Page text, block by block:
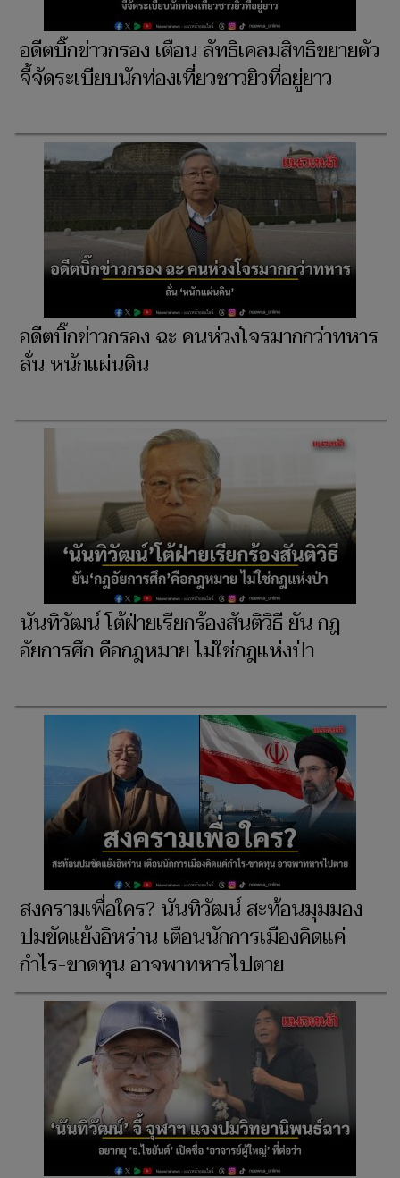
อดีตบิ๊กข่าวกรอง เตือน ลัทธิเคลมสิทธิขยายตัว
จี้จัดระเบียบนักท่องเที่ยวชาวยิวที่อยู่ยาว
อดีตบิ๊กข่าวกรอง ฉะ คนห่วงโจรมากกว่าทหาร
ลั่น หนักแผ่นดิน
นันทิวัฒน์ โต้ฝ่ายเรียกร้องสันติวิธี ยัน กฎ
อัยการศึก คือกฎหมาย ไม่ใช่กฎแห่งป่า
สงครามเพื่อใคร? นันทิวัฒน์ สะท้อนมุมมอง
ปมขัดแย้งอิหร่าน เตือนนักการเมืองคิดแค่
กำไร-ขาดทุน อาจพาทหารไปตาย